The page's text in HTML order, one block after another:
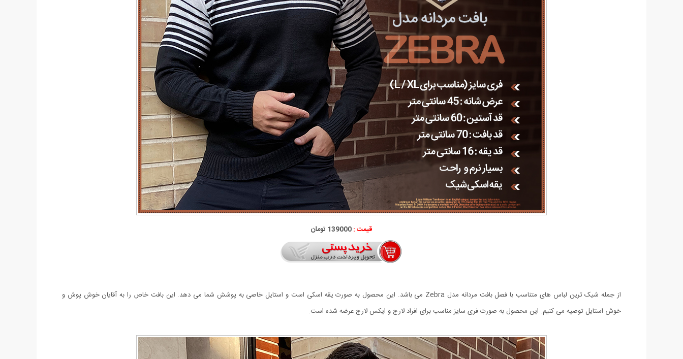
قیمت :139000 تومان
از جمله شیک ترین لباس های متناسب با فصل بافت مردانه مدل Zebra می باشد. این محصول به صورت یقه اسکی است و استایل خاصی به پوشش شما می دهد.
این بافت خاص را به آقایان خوش پوش و
خوش استایل توصیه می کنیم. این محصول به صورت فری سایز مناسب برای افراد لارج و ایکس لارج عرضه شده است.